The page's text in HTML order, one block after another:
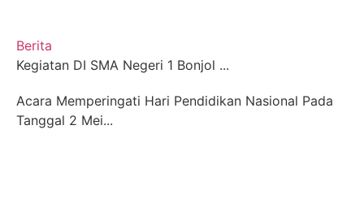
Berita
Kegiatan DI SMA Negeri 1 Bonjol ...
Acara Memperingati Hari Pendidikan Nasional Pada
Tanggal 2 Mei...